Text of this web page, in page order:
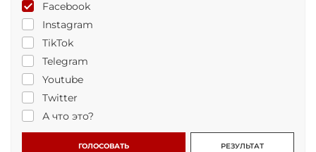
Facebook
Instagram
TikTok
Telegram
Youtube
Twitter
А что это?
ГОЛОСОВАТЬ РЕЗУЛЬТАТ